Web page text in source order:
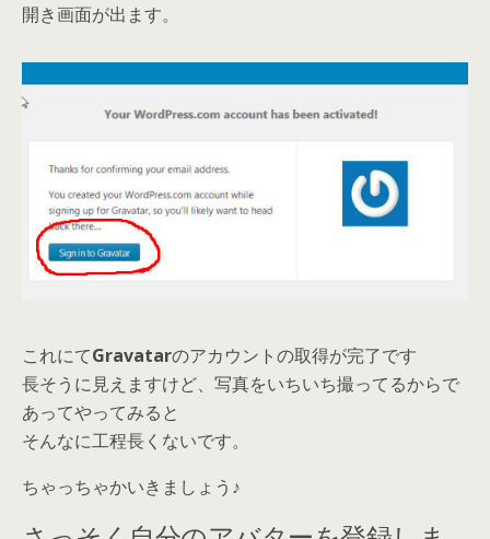
開き画面が出ます。
これにてGravatarのアカウントの取得が完了です
長そうに見えますけど、写真をいちいち撮ってるからで
あってやってみると
そんなに工程長くないです。
ちゃっちゃかいきましょう♪